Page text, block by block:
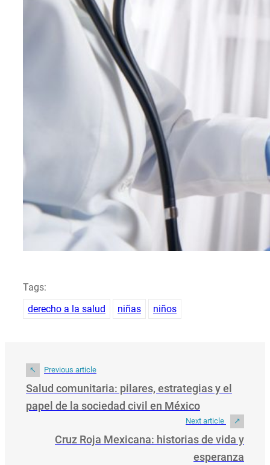
Tags:
derecho a la salud
niñas niños
Previous article
Salud comunitaria: pilares, estrategias y el
papel de la sociedad civil en México
Next article
Cruz Roja Mexicana: historias de vida y
esperanza